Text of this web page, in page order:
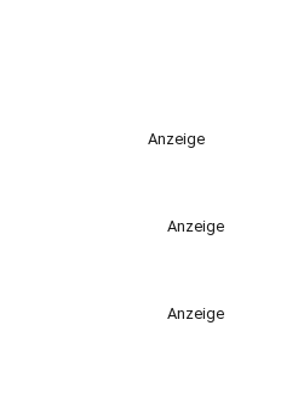
Anzeige
Anzeige
Anzeige